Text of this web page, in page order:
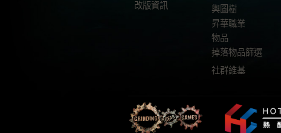
改版資訊
輿圖樹
昇華職業
物品
掉落物品篩選
社群維基